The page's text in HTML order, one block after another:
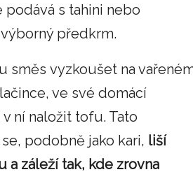
podává s tahini nebo
předkrm.
směs vyzkoušet na
ve své domácí
ní naložit tofu. Tato
podobně jako kari, liší
a záleží tak, kde zrovna